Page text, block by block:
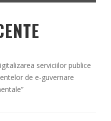
serviciilor publice
de e-guvernare